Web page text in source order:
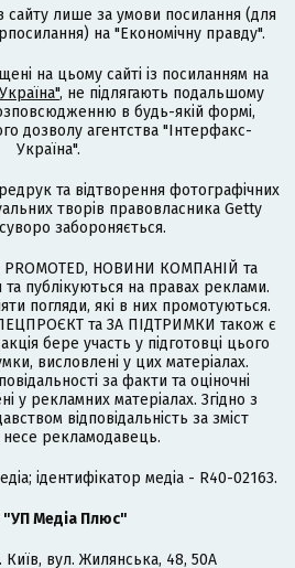
сайту лише за умови посилання (для
на "Економічну правду".
на цьому сайті із посиланням на
, не підлягають подальшому
в будь-якій формі,
дозволу агентства "Інтерфакс-
Україна".
та відтворення фотографічних
творів правовласника Getty
забороняється.
НОВИНИ КОМПАНІЙ та
публікуються на правах реклами.
погляди, які в них промотуються.
та ЗА ПІДТРИМКИ також є
бере участь у підготовці цього
висловлені у цих матеріалах.
за факти та оціночні
у рекламних матеріалах. Згідно з
відповідальність за зміст
рекламодавець.
ідентифікатор медіа - R40-02163.
Медіа Плюс"
Київ, вул. Жилянська, 48, 50А